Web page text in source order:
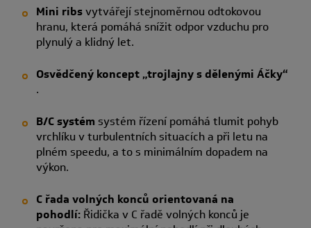
Mini ribsvytvářejí stejnoměrnou odtokovou
hranu, která pomáhá snížit odpor vzduchu pro
plynulý a klidný let.
Osvědčený koncept „trojlajny s dělenými Áčky“
.
B/C systém systém řízení pomáhá tlumit pohyb
vrchlíku v turbulentních situacích a při letu na
plném speedu, a to s minimálním dopadem na
výkon.
C řada volných konců orientovaná na
pohodlí:Řidička v C řadě volných konců je